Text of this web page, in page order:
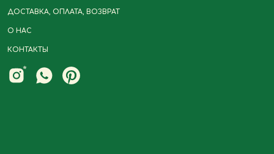
ДОСТАВКА, ОПЛАТА, ВОЗВРАТ
О НАС
КОНТАКТЫ
конфиденциальности
Договор-оферта
*Instagram принадлежит компании
запрещена в РФ